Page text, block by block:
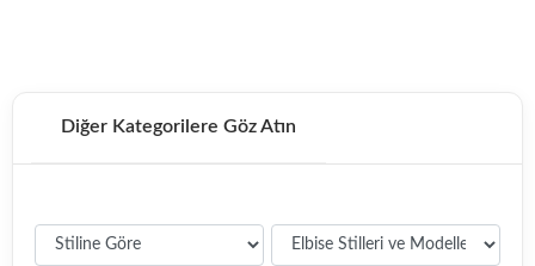
Diğer Kategorilere Göz Atın